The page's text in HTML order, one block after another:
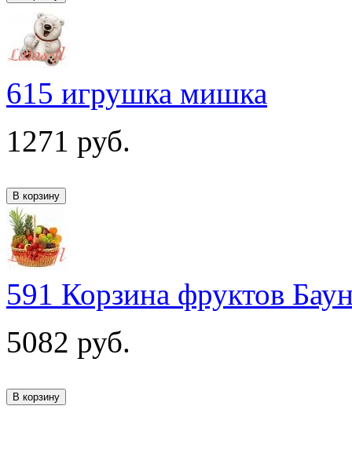
615 игрушка мишка
1271 руб.
591 Корзина фруктов
5082 руб.